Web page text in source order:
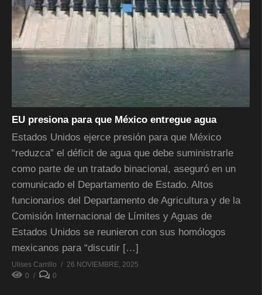
EU presiona para que México entregue agua
Estados Unidos ejerce presión para que México
“reduzca” el déficit de agua que debe suministrarle
como parte de un tratado binacional, aseguró en un
comunicado el Departamento de Estado. Altos
funcionarios del Departamento de Agricultura y de la
Comisión Internacional de Límites y Aguas de
Estados Unidos se reunieron con sus homólogos
mexicanos para “discutir […]
Ulises Carrillo
26 NOVIEMBRE, 2025
0
0